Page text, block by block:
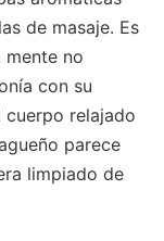
de masaje. Es
no
con su
cuerpo relajado
parece
limpiado de